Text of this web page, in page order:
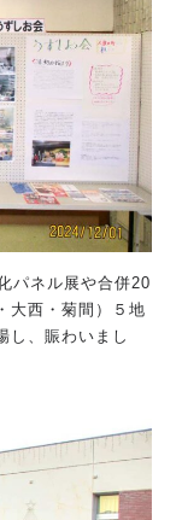
パネル展や合併20
大西・菊間）５地
し、賑わいまし